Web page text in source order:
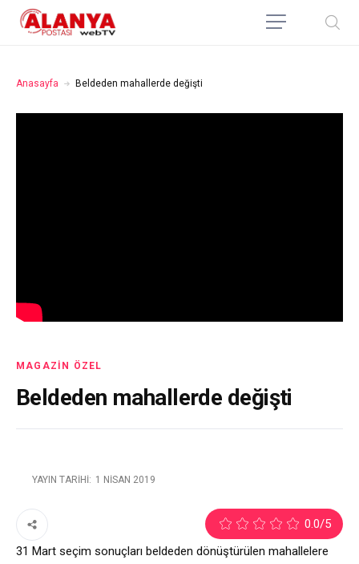
Anasayfa Beldeden mahallerde değişti
MAGAZIN ÖZEL
Beldeden mahallerde değişti
YAYIN TARIHI: 1 NISAN 2019
0.0/5
31 Mart seçim sonuçları beldeden dönüştürülen mahallelere